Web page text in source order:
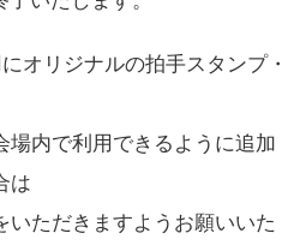
オリジナルの拍手スタンプ・
場内で利用できるように追加
は
いただきますようお願いいた